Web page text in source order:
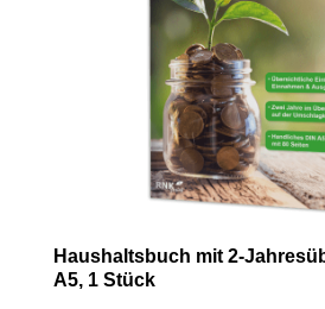
Haushaltsbuch mit 2-
A5, 1 Stück